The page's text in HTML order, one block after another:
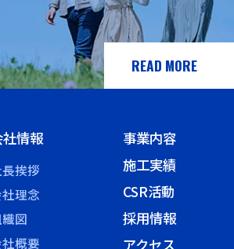
READ MORE
社情報
挨拶
理念
図
概要
事業内容
施工実績
CSR活動
採用情報
アクセス